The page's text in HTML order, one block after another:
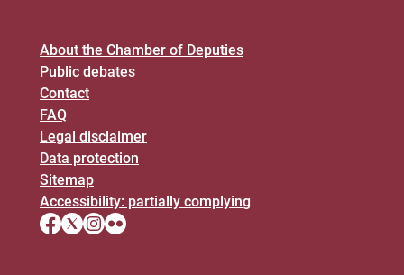
About the Chamber of Deputies
Public debates
Contact
FAQ
Legal disclaimer
Data protection
Sitemap
Accessibility: partially complying